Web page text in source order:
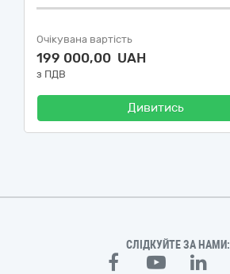
Очікувана вартість
199 000,00 UAH
з ПДВ
Дивитись
СЛІДКУЙТЕ ЗА НАМИ: